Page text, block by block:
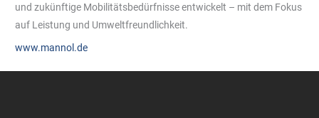
und zukünftige Mobilitätsbedürfnisse entwickelt – mit dem Fokus
auf Leistung und Umweltfreundlichkeit.
www.mannol.de